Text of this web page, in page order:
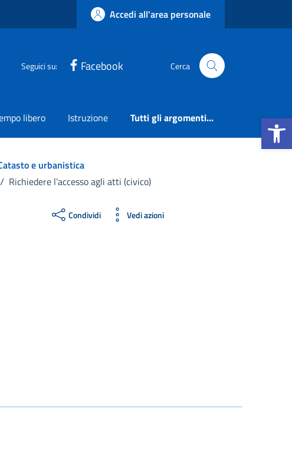
Apri la
Accedi all'area personale
Seguici su: Facebook Cerca
libero Istruzione Tutti gli argomenti...
e urbanistica
/ Richiedere l’accesso agli atti (civico)
Condividi Vedi azioni